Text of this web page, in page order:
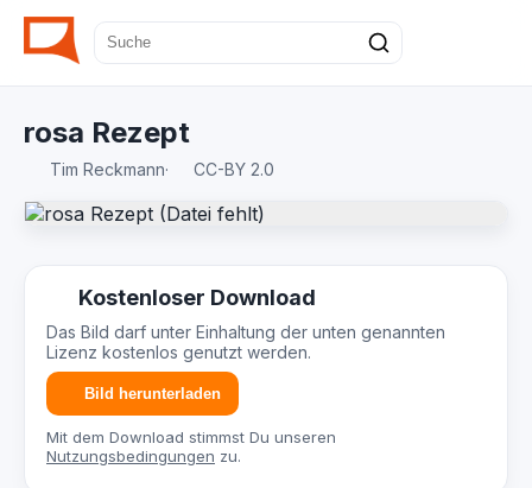
rosa Rezept
Tim Reckmann· CC-BY 2.0
Kostenloser Download
Das Bild darf unter Einhaltung der unten genannten
Lizenz kostenlos genutzt werden.
Bild herunterladen
Mit dem Download stimmst Du unseren
Nutzungsbedingungen zu.